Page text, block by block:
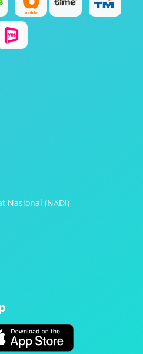
Nasional (NADI)